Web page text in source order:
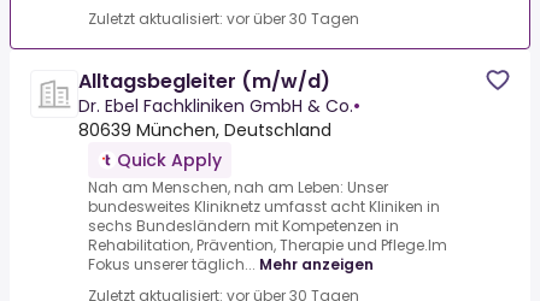
Zuletzt aktualisiert: vor über 30 Tagen
Alltagsbegleiter (m/w/d)
Dr. Ebel Fachkliniken GmbH & Co.•
80639 München, Deutschland
Quick Apply
Nah am Menschen, nah am Leben: Unser
bundesweites Kliniknetz umfasst acht Kliniken in
sechs Bundesländern mit Kompetenzen in
Rehabilitation, Prävention, Therapie und Pflege.Im
Fokus unserer täglich... Mehr anzeigen
Zuletzt aktualisiert: vor über 30 Tagen